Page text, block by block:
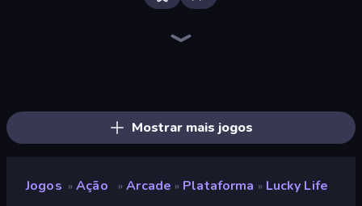
Mostrar mais jogos
Jogos » Ação » Arcade » Plataforma » Lucky Life